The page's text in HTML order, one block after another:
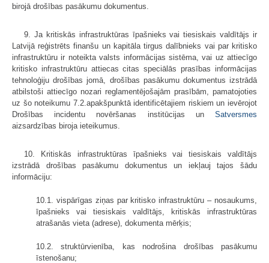
birojā drošības pasākumu dokumentus.
9. Ja kritiskās infrastruktūras īpašnieks vai tiesiskais valdītājs ir
Latvijā reģistrēts finanšu un kapitāla tirgus dalībnieks vai par kritisko
infrastruktūru ir noteikta valsts informācijas sistēma, vai uz attiecīgo
kritisko infrastruktūru attiecas citas speciālās prasības informācijas
tehnoloģiju drošības jomā, drošības pasākumu dokumentus izstrādā
atbilstoši attiecīgo nozari reglamentējošajām prasībām, pamatojoties
uz šo noteikumu 7.2.apakšpunktā identificētajiem riskiem un ievērojot
Drošības incidentu novēršanas institūcijas un Satversmes
aizsardzības biroja ieteikumus.
10. Kritiskās infrastruktūras īpašnieks vai tiesiskais valdītājs
izstrādā drošības pasākumu dokumentus un iekļauj tajos šādu
informāciju:
10.1. vispārīgas ziņas par kritisko infrastruktūru – nosaukums,
īpašnieks vai tiesiskais valdītājs, kritiskās infrastruktūras
atrašanās vieta (adrese), dokumenta mērķis;
10.2. struktūrvienība, kas nodrošina drošības pasākumu
īstenošanu;